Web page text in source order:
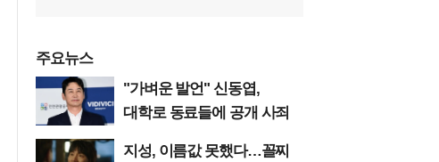
주요뉴스
"가벼운 발언" 신동엽,
대학로 동료들에 공개 사죄
지성, 이름값 못했다…꼴찌